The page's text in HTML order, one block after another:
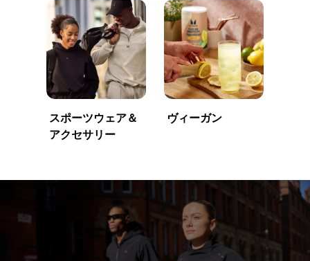
スポーツウェア＆
アクセサリー
ヴィーガン